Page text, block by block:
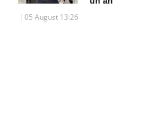
05 August 13:26